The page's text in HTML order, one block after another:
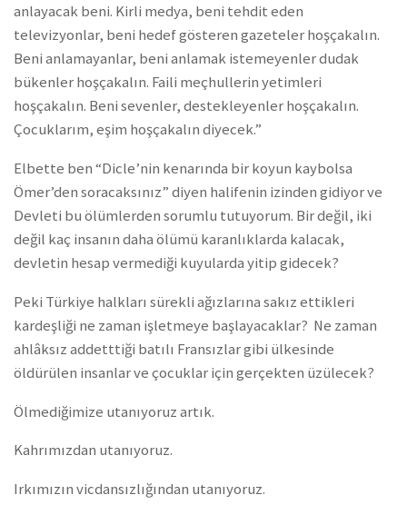
anlayacak beni. Kirli medya, beni tehdit eden
televizyonlar, beni hedef gösteren gazeteler hoşçakalın.
Beni anlamayanlar, beni anlamak istemeyenler dudak
bükenler hoşçakalın. Faili meçhullerin yetimleri
hoşçakalın. Beni sevenler, destekleyenler hoşçakalın.
Çocuklarım, eşim hoşçakalın diyecek.”
Elbette ben “Dicle’nin kenarında bir koyun kaybolsa
Ömer’den soracaksınız” diyen halifenin izinden gidiyor ve
Devleti bu ölümlerden sorumlu tutuyorum. Bir değil, iki
değil kaç insanın daha ölümü karanlıklarda kalacak,
devletin hesap vermediği kuyularda yitip gidecek?
Peki Türkiye halkları sürekli ağızlarına sakız ettikleri
kardeşliği ne zaman işletmeye başlayacaklar? Ne zaman
ahlâksız addetttiği batılı Fransızlar gibi ülkesinde
öldürülen insanlar ve çocuklar için gerçekten üzülecek?
Ölmediğimize utanıyoruz artık.
Kahrımızdan utanıyoruz.
Irkımızın vicdansızlığından utanıyoruz.